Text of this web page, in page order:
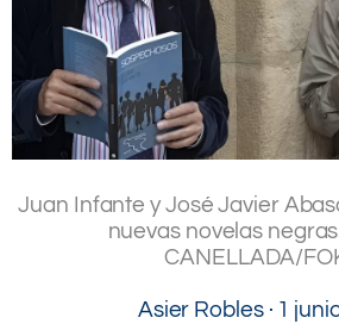
Juan Infante y José Javier
nuevas novelas
CANELLADA/
Asier Robles · 1